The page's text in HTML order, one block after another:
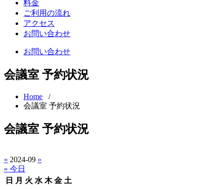
料金
ご利用の流れ
アクセス
お問い合わせ
お問い合わせ
会議室 予約状況
Home /
会議室 予約状況
会議室 予約状況
« 2024-09 »
» 今日
日
月 火 水 木 金 土